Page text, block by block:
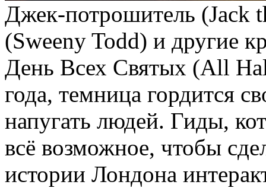
Джек-потрошитель (Jack
(Sweeny Todd) и другие
День Всех Святых (All
года, темница гордится
напугать людей. Гиды,
всё возможное, чтобы
истории Лондона